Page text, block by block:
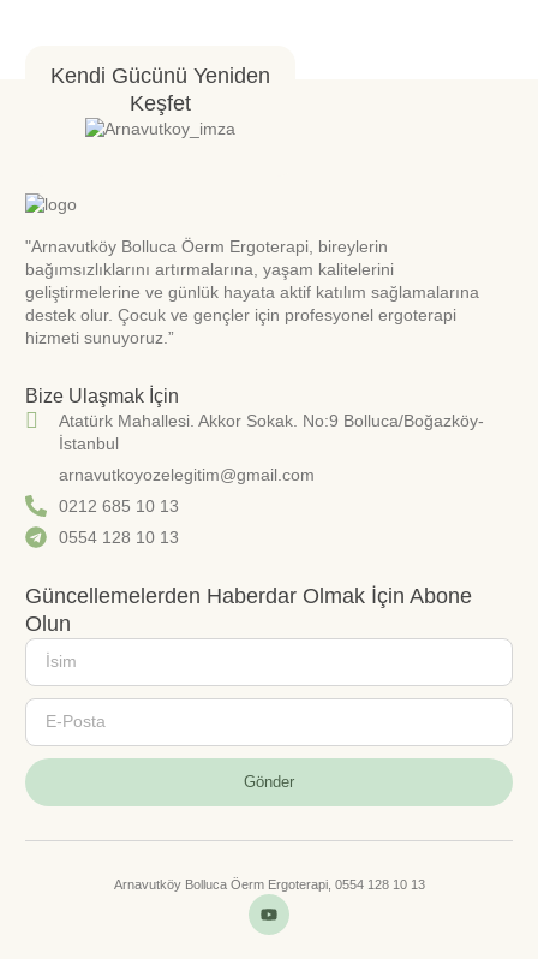
Kendi Gücünü Yeniden
Keşfet
"Arnavutköy Bolluca Öerm Ergoterapi, bireylerin
bağımsızlıklarını artırmalarına, yaşam kalitelerini
geliştirmelerine ve günlük hayata aktif katılım sağlamalarına
destek olur. Çocuk ve gençler için profesyonel ergoterapi
hizmeti sunuyoruz.”
Bize Ulaşmak İçin
Atatürk Mahallesi. Akkor Sokak. No:9 Bolluca/Boğazköy-
İstanbul
arnavutkoyozelegitim@gmail.com
0212 685 10 13
0554 128 10 13
Güncellemelerden Haberdar Olmak İçin Abone
Olun
Gönder
Arnavutköy Bolluca Öerm Ergoterapi, 0554 128 10 13